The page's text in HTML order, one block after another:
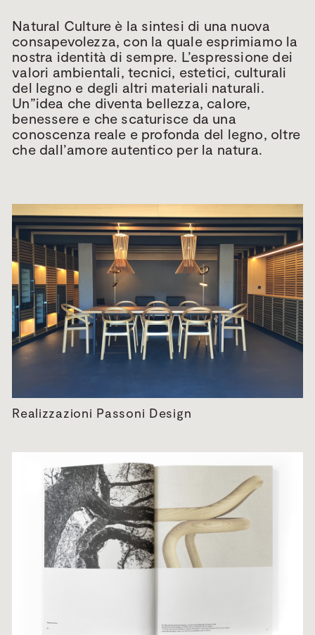
Natural Culture è la sintesi di una nuova
consapevolezza, con la quale esprimiamo la
nostra identità di sempre. L’espressione dei
valori ambientali, tecnici, estetici, culturali
del legno e degli altri materiali naturali.
Un”idea che diventa bellezza, calore,
benessere e che scaturisce da una
conoscenza reale e profonda del legno, oltre
che dall’amore autentico per la natura.
Realizzazioni Passoni Design